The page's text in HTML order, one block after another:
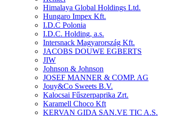
Himalaya Global Holdings Ltd.
Hungaro Impex Kft.
I.D.C Polonia
I.D.C. Holding, a.s.
Intersnack Magyarország Kft.
JACOBS DOUWE EGBERTS
JIW
Johnson & Johnson
JOSEF MANNER & COMP. AG
Jouy&Co Sweets B.V.
Kalocsai Fűszerpaprika Zrt.
Karamell Choco Kft
KERVAN GIDA SAN.VE TIC A.S.